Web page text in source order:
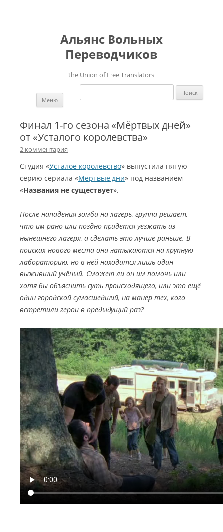
Альянс Вольных
Переводчиков
the Union of Free Translators
Найти:
Меню
Финал 1-го сезона «Мёртвых дней»
от «Усталого королевства»
2 комментария
Cтудия «Усталое королевство» выпустила пятую
серию сериала «Мёртвые дни» под названием
«Названия не существует».
После нападения зомби на лагерь, группа решает,
что им рано или поздно придётся уезжать из
нынешнего лагеря, а сделать это лучше раньше. В
поисках нового места они натыкаются на крупную
лабораторию, но в ней находится лишь один
выживший учёный. Сможет ли он им помочь или
хотя бы объяснить суть происходящего, или это ещё
один городской сумасшедший, на манер тех, кого
встретили герои в предыдущий раз?